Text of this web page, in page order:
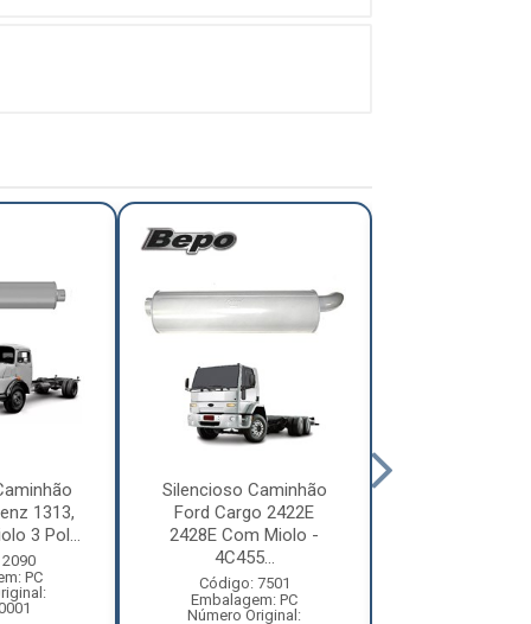
1313,
3 Pol...
PC
Silencioso Caminhão
Ford Cargo 2422E
2428E Com Miolo -
4C455...
Código: 7501
Embalagem: PC
Número Original: